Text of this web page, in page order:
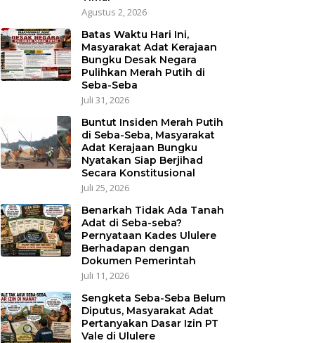
Agustus 2, 2026
Batas Waktu Hari Ini,
Masyarakat Adat Kerajaan
Bungku Desak Negara
Pulihkan Merah Putih di
Seba-Seba
Juli 31, 2026
Buntut Insiden Merah Putih
di Seba-Seba, Masyarakat
Adat Kerajaan Bungku
Nyatakan Siap Berjihad
Secara Konstitusional
Juli 25, 2026
Benarkah Tidak Ada Tanah
Adat di Seba-seba?
Pernyataan Kades Ululere
Berhadapan dengan
Dokumen Pemerintah
Juli 11, 2026
Sengketa Seba-Seba Belum
Diputus, Masyarakat Adat
Pertanyakan Dasar Izin PT
Vale di Ululere